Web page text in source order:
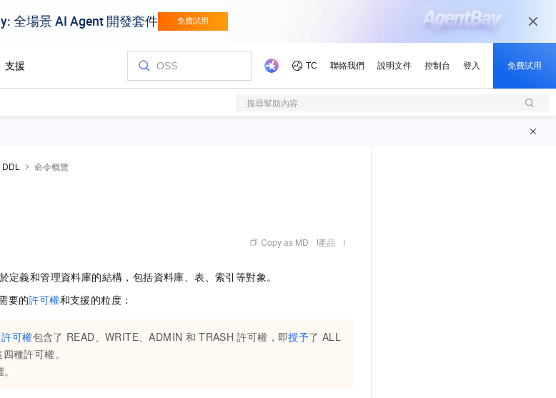
搜尋幫助內容
DDL 命令概覽
Copy as MD 產品
定義和管理資料庫的結構，包括資料庫、表、索引等對象。
要的許可權和支援的粒度：
許可權包含了 READ、WRITE、ADMIN 和 TRASH 許可權，即授予了 ALL
種許可權。